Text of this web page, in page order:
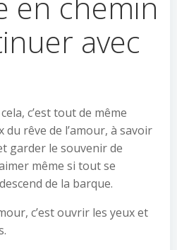
avec
c’est tout de même
du rêve de l’amour, à savoir
garder le souvenir de
même si tout se
de la barque.
c’est ouvrir les yeux et